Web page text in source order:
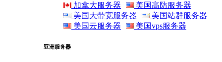
加拿大服务器
美国高防服务器
美国大带宽服务器
美国站群服务器
美国云服务器
美国vps服务器
亚洲服务器